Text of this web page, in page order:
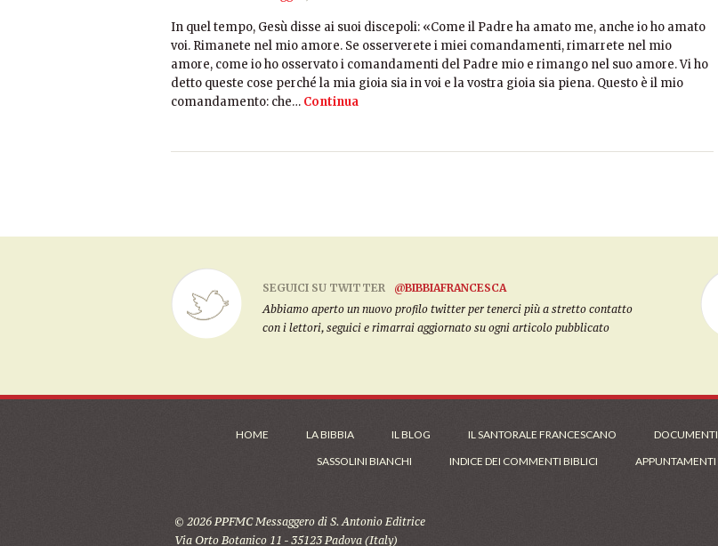
In quel tempo, Gesù disse ai suoi discepoli: «Come il Padre ha amato me, anche io ho amato
voi. Rimanete nel mio amore. Se osserverete i miei comandamenti, rimarrete nel mio
amore, come io ho osservato i comandamenti del Padre mio e rimango nel suo amore. Vi ho
detto queste cose perché la mia gioia sia in voi e la vostra gioia sia piena. Questo è il mio
comandamento: che… Continua
SEGUICI SU TWITTER
@BIBBIAFRANCESCA
Abbiamo aperto un nuovo profilo twitter per tenerci più a stretto contatto
con i lettori, seguici e rimarrai aggiornato su ogni articolo pubblicato
HOME LA BIBBIA IL BLOG IL SANTORALE FRANCESCANO DOCUMENTI
SASSOLINI BIANCHI
INDICE DEI COMMENTI BIBLICI APPUNTAMENTI
© 2026 PPFMC Messaggero di S. Antonio Editrice
Via Orto Botanico 11 - 35123 Padova (Italy)